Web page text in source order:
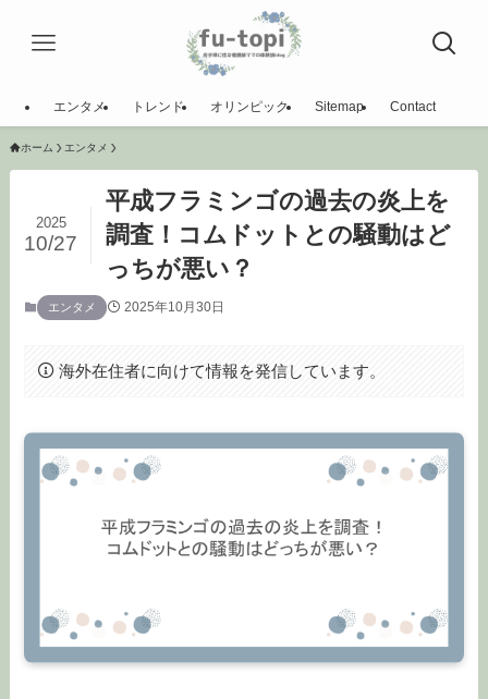
エンタメ トレンド オリンピック Sitemap Contact
ホーム エンタメ
平成フラミンゴの過去の炎上を
調査！コムドットとの騒動はど
っちが悪い？
2025
10/27
エンタメ 2025年10月30日
海外在住者に向けて情報を発信しています。